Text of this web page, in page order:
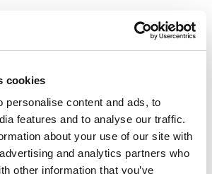
cookies
personalise content and ads, to
features and to analyse our traffic.
about your use of our site with
and analytics partners who
other information that you’ve